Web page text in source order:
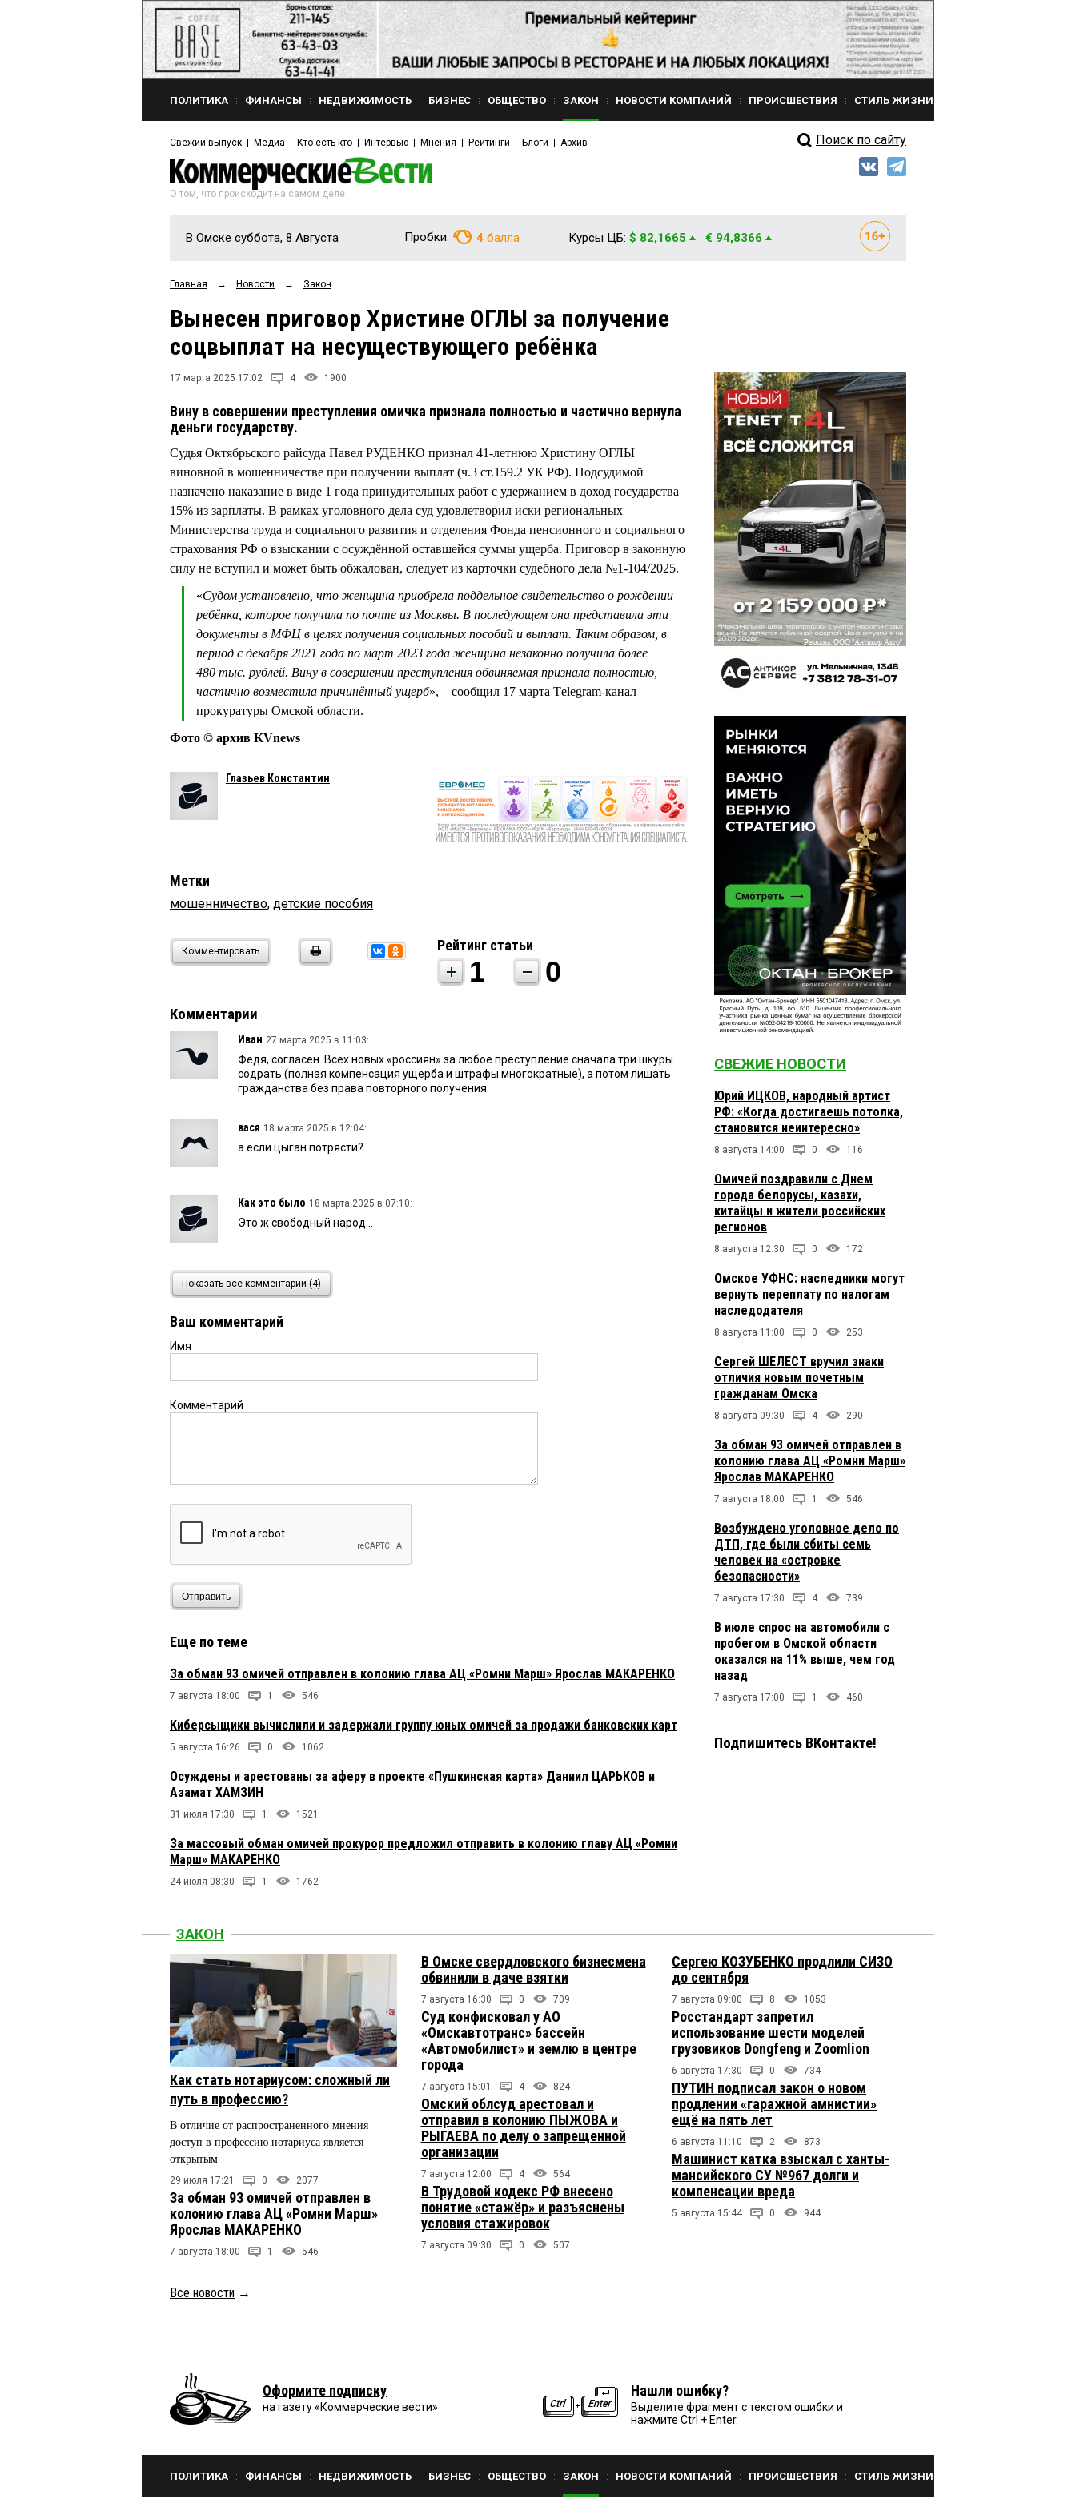
ПОЛИТИКА ФИНАНСЫ НЕДВИЖИМОСТЬ БИЗНЕС ОБЩЕСТВО ЗАКОН НОВОСТИ КОМПАНИЙ ПРОИСШЕСТВИЯ СТИЛЬ ЖИЗНИ
Свежий выпуск Медиа Кто есть кто Интервью Мнения Рейтинги Блоги Архив Поиск по сайту
О том, что происходит на самом деле
В Омске суббота, 8 Августа Пробки: 4 балла Курсы ЦБ: $ 82,1665 € 94,8366
Главная → Новости → Закон
Вынесен приговор Христине ОГЛЫ за получение
соцвыплат на несуществующего ребёнка
17 марта 2025 17:02 4 1900
Вину в совершении преступления омичка признала полностью и частично вернула
деньги государству.
Судья Октябрьского райсуда Павел РУДЕНКО признал 41-летнюю Христину ОГЛЫ
виновной в мошенничестве при получении выплат (ч.3 ст.159.2 УК РФ). Подсудимой
назначено наказание в виде 1 года принудительных работ с удержанием в доход государства
15% из зарплаты. В рамках уголовного дела суд удовлетворил иски региональных
Министерства труда и социального развития и отделения Фонда пенсионного и социального
страхования РФ о взыскании с осуждённой оставшейся суммы ущерба. Приговор в законную
силу не вступил и может быть обжалован, следует из карточки судебного дела №1-104/2025.
«Судом установлено, что женщина приобрела поддельное свидетельство о рождении
ребёнка, которое получила по почте из Москвы. В последующем она представила эти
документы в МФЦ в целях получения социальных пособий и выплат. Таким образом, в
период с декабря 2021 года по март 2023 года женщина незаконно получила более
480 тыс. рублей. Вину в совершении преступления обвиняемая признала полностью,
частично возместила причинённый ущерб», – сообщил 17 марта Тelegram-канал
прокуратуры Омской области.
Фото © архив KVnews
Глазьев Константин
Метки
мошенничество, детские пособия
Комментировать Рейтинг статьи
1 0
Комментарии
Иван 27 марта 2025 в 11:03:
Федя, согласен. Всех новых «россиян» за любое преступление сначала три шкуры
содрать (полная компенсация ущерба и штрафы многократные), а потом лишать
гражданства без права повторного получения.
вася 18 марта 2025 в 12:04:
а если цыган потрясти?
Как это было 18 марта 2025 в 07:10:
Это ж свободный народ...
17 марта 2025 в 18:24:
Сажать на червончик за такие фокусы,а потом вышвыривать из России,лишая
несуществующим детям и ложным инвалидностям.
Показать все комментарии (4)
Ваш комментарий
Имя
Комментарий
Отправить
Еще по теме
За обман 93 омичей отправлен в колонию глава АЦ «Ромни Марш» Ярослав МАКАРЕНКО
7 августа 18:00 1 546
Киберсыщики вычислили и задержали группу юных омичей за продажи банковских карт
5 августа 16:26 0 1062
Осуждены и арестованы за аферу в проекте «Пушкинская карта» Даниил ЦАРЬКОВ и
Азамат ХАМЗИН
31 июля 17:30 1 1521
За массовый обман омичей прокурор предложил отправить в колонию главу АЦ «Ромни
Марш» МАКАРЕНКО
24 июля 08:30 1 1762
СВЕЖИЕ НОВОСТИ
Юрий ИЦКОВ, народный артист
РФ: «Когда достигаешь потолка,
становится неинтересно»
8 августа 14:00 0 116
Омичей поздравили с Днем
города белорусы, казахи,
китайцы и жители российских
регионов
8 августа 12:30 0 172
Омское УФНС: наследники могут
вернуть переплату по налогам
наследодателя
8 августа 11:00 0 253
Сергей ШЕЛЕСТ вручил знаки
отличия новым почетным
гражданам Омска
8 августа 09:30 4 290
За обман 93 омичей отправлен в
колонию глава АЦ «Ромни Марш»
Ярослав МАКАРЕНКО
7 августа 18:00 1 546
Возбуждено уголовное дело по
ДТП, где были сбиты семь
человек на «островке
безопасности»
7 августа 17:30 4 739
В июле спрос на автомобили с
пробегом в Омской области
оказался на 11% выше, чем год
назад
7 августа 17:00 1 460
Подпишитесь ВКонтакте!
ЗАКОН
Как стать нотариусом: сложный ли
путь в профессию?
В отличие от распространенного мнения
доступ в профессию нотариуса является
открытым
29 июля 17:21 0 2077
За обман 93 омичей отправлен в
колонию глава АЦ «Ромни Марш»
Ярослав МАКАРЕНКО
7 августа 18:00 1 546
В Омске свердловского бизнесмена
обвинили в даче взятки
7 августа 16:30 0 709
Суд конфисковал у АО
«Омскавтотранс» бассейн
«Автомобилист» и землю в центре
города
7 августа 15:01 4 824
Омский облсуд арестовал и
отправил в колонию ПЫЖОВА и
РЫГАЕВА по делу о запрещенной
организации
7 августа 12:00 4 564
В Трудовой кодекс РФ внесено
понятие «стажёр» и разъяснены
условия стажировок
7 августа 09:30 0 507
Сергею КОЗУБЕНКО продлили СИЗО
до сентября
7 августа 09:00 8 1053
Росстандарт запретил
использование шести моделей
грузовиков Dongfeng и Zoomlion
6 августа 17:30 0 734
ПУТИН подписал закон о новом
продлении «гаражной амнистии»
ещё на пять лет
6 августа 11:10 2 873
Машинист катка взыскал с ханты-
мансийского СУ №967 долги и
компенсации вреда
5 августа 15:44 0 944
Все новости →
Оформите подписку
на газету «Коммерческие вести»
Нашли ошибку?
Выделите фрагмент с текстом ошибки и
нажмите Ctrl + Enter.
ПОЛИТИКА ФИНАНСЫ НЕДВИЖИМОСТЬ БИЗНЕС ОБЩЕСТВО ЗАКОН НОВОСТИ КОМПАНИЙ ПРОИСШЕСТВИЯ СТИЛЬ ЖИЗНИ